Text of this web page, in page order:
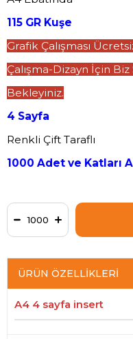
115 GR Kuşe
Grafik Çalışması
Çalışma-Dizayn İçin
Bekleyiniz.
4 Sayfa
Renkli Çift Taraflı
1000 Adet ve Katları
ÜRÜN ÖZELLIKLERI
A4 4 sayfa insert